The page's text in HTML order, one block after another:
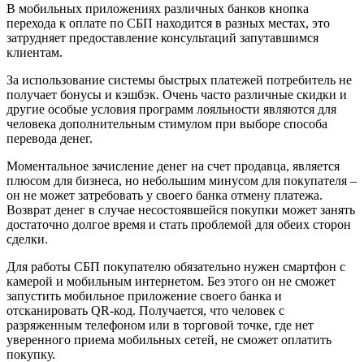
В мобильных приложениях различных банков кнопка
перехода к оплате по СБП находится в разных местах, это
затрудняет предоставление консультаций запутавшимся
клиентам.
За использование системы быстрых платежей потребитель не
получает бонусы и кэшбэк. Очень часто различные скидки и
другие особые условия программ лояльности являются для
человека дополнительным стимулом при выборе способа
перевода денег.
Моментальное зачисление денег на счет продавца, является
плюсом для бизнеса, но небольшим минусом для покупателя –
он не может затребовать у своего банка отмену платежа.
Возврат денег в случае несостоявшейся покупки может занять
достаточно долгое время и стать проблемой для обеих сторон
сделки.
Для работы СБП покупателю обязательно нужен смартфон с
камерой и мобильным интернетом. Без этого он не сможет
запустить мобильное приложение своего банка и
отсканировать QR-код. Получается, что человек с
разряженным телефоном или в торговой точке, где нет
уверенного приема мобильных сетей, не сможет оплатить
покупку.